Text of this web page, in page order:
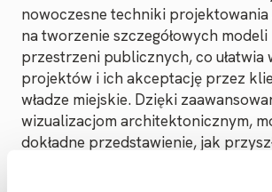
nowoczesne techniki
na tworzenie szczegółowych
przestrzeni publicznych, co ułatwia
projektów i ich akceptację przez
władze miejskie. Dzięki
wizualizacjom architektonicznym,
dokładne przedstawienie, jak
będą wyglądały w rzeczywistości,
znaczenie dla procesu planowania